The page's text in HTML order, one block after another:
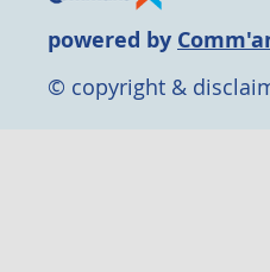
powered by
© copyright &